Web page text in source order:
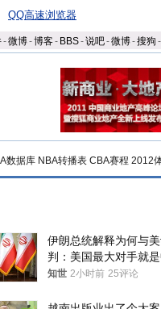
QQ高速浏览器
-微博-博客- BBS-说吧-微博-搜狗 -
数据库 NBA转播表 CBA赛程 2012
伊朗总统解释为何与
判：美国最大对手就
国，但他们也在对话
知世 2小时前 25评论